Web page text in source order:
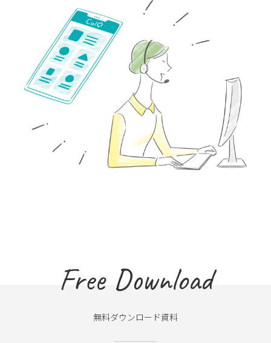
Free Download
無料ダウンロード資料